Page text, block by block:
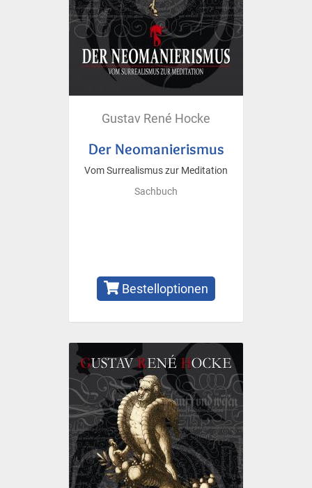
Gustav René Hocke
Der Neomanierismus
Vom Surrealismus zur Meditation
Sachbuch
Bestelloptionen